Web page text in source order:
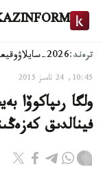
ترەند:2026-سايلاۋ
10:45, 24 تامىز 2015
ولگا رىپاكوۆا
فينالدىق